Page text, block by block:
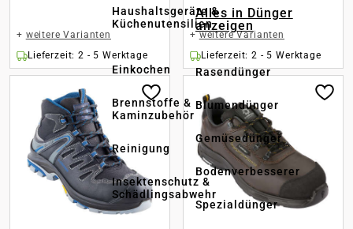
Haushaltsgeräte &
Küchenutensilien
Einkochen
Brennstoffe &
Kaminzubehör
Reinigung
Insektenschutz &
Schädlingsabwehr
Alles in Dünger
anzeigen
Rasendünger
Blumendünger
Gemüsedünger
Bodenverbesserer
Spezialdünger
+ weitere Varianten
Lieferzeit: 2 - 5 Werktage
+weitere Varianten
Lieferzeit: 2 - 5 Werktage